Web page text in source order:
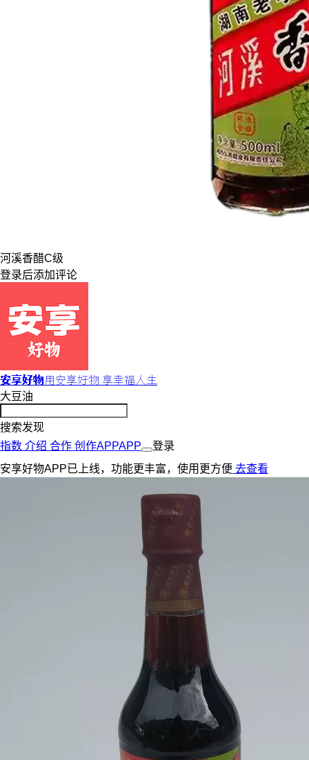
河溪香醋C级
登录后添加评论
安享好物用安享好物 享幸福人生
大豆油
搜索发现
指数 介绍 合作 创作APPAPP
登录
安享好物APP已上线，功能更丰富，使用更方便 去查看